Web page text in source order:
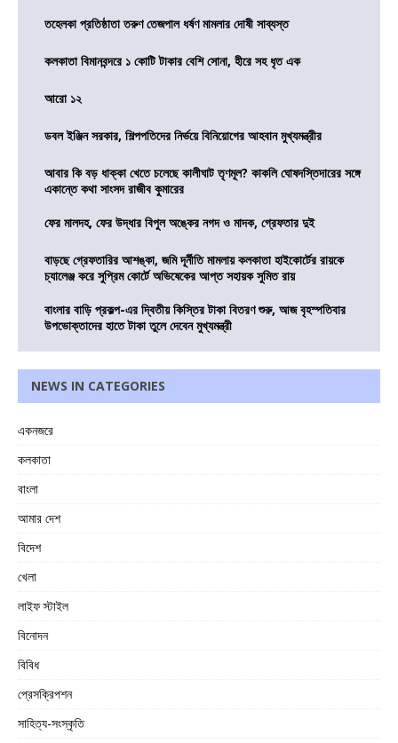
তহেলকা প্রতিষ্ঠাতা তরুণ তেজপাল ধর্ষণ মামলার দোষী সাব্যস্ত
কলকাতা বিমানবন্দরে ১ কোটি টাকার বেশি সোনা, হীরে সহ ধৃত এক
আরো ১২
ডবল ইঞ্জিন সরকার, শিল্পপতিদের নির্ভয়ে বিনিয়োগের আহবান মুখ্যমন্ত্রীর
আবার কি বড় ধাক্কা খেতে চলেছে কালীঘাট তৃণমূল? কাকলি ঘোষদস্তিদারের সঙ্গে
একান্তে কথা সাংসদ রাজীব কুমারের
ফের মালদহ, ফের উদ্ধার বিপুল অঙ্কের নগদ ও মাদক, গ্রেফতার দুই
বাড়ছে গ্রেফতারির আশঙ্কা, জমি দূর্নীতি মামলায় কলকাতা হাইকোর্টের রায়কে
চ্যালেঞ্জ করে সুপ্রিম কোর্টে অভিষেকের আপ্ত সহায়ক সুমিত রায়
বাংলার বাড়ি প্রকল্প-এর দ্বিতীয় কিস্তির টাকা বিতরণ শুরু, আজ বৃহস্পতিবার
উপভোক্তাদের হাতে টাকা তুলে দেবেন মুখ্যমন্ত্রী
NEWS IN CATEGORIES
একনজরে
কলকাতা
বাংলা
আমার দেশ
বিদেশ
খেলা
লাইফ স্টাইল
বিনোদন
বিবিধ
প্রেসক্রিপশন
সাহিত্য-সংস্কৃতি